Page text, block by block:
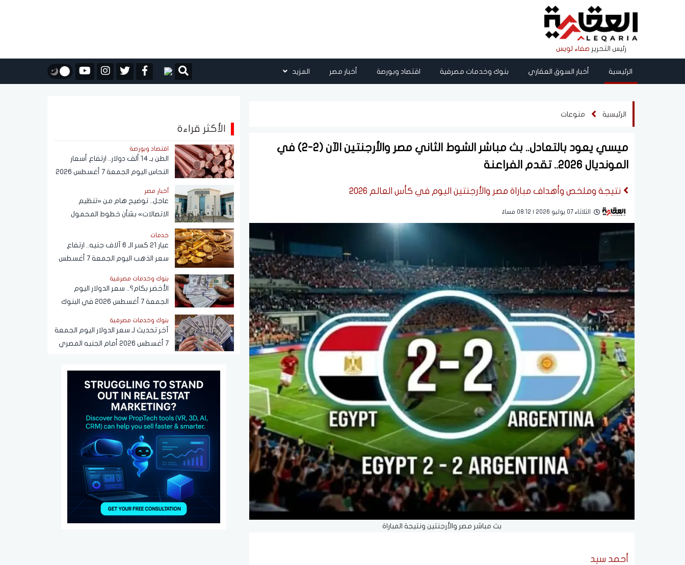
رئيس التحرير صفاء لويس
الرئيسية أخبار السوق العقاري بنوك وخدمات مصرفية اقتصاد وبورصة أخبار مصر المزيد
الرئيسية منوعات
ميسي يعود بالتعادل.. بث مباشر الشوط الثاني مصر والأرجنتين الآن (2-2) في
المونديال 2026.. تقدم الفراعنة
نتيجة وملخص وأهداف مباراة مصر والأرجنتين اليوم في كأس العالم 2026
الثلاثاء 07 يوليو 2026 | 08:12 مساءً
بث مباشر مصر والأرجنتين ونتيجة المباراة
أحمد سيد
الأكثر قراءة
اقتصاد وبورصة
الطن بـ 14 ألف دولار.. ارتفاع أسعار
النحاس اليوم الجمعة 7 أغسطس 2026
أخبار مصر
عاجل.. توضيح هام من «تنظيم
الاتصالات» بشأن خطوط المحمول
خدمات
عيار 21 كسر الـ 6 آلاف جنيه.. ارتفاع
سعر الذهب اليوم الجمعة 7 أغسطس
بنوك وخدمات مصرفية
الأخضر بكام؟.. سعر الدولار اليوم
الجمعة 7 أغسطس 2026 في البنوك
بنوك وخدمات مصرفية
آخر تحديث لـ سعر الدولار اليوم الجمعة
7 أغسطس 2026 أمام الجنيه المصري